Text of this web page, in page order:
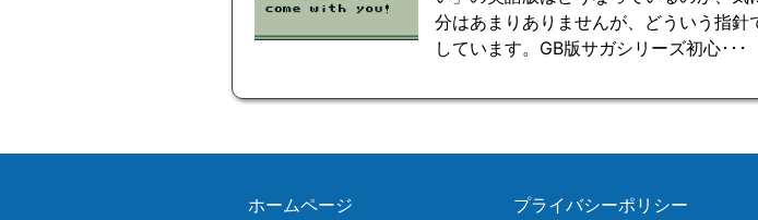
分はあまりありませんが、どういう指
しています。GB版サガシリーズ初心･･･
ホームページ プライバシーポリシー